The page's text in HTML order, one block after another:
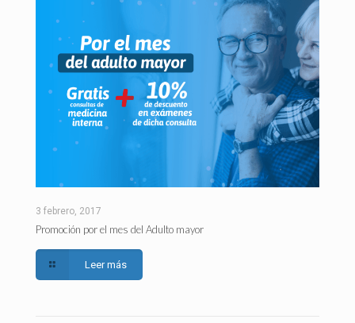
3 febrero, 2017
Promoción por el mes del Adulto mayor
Leer más